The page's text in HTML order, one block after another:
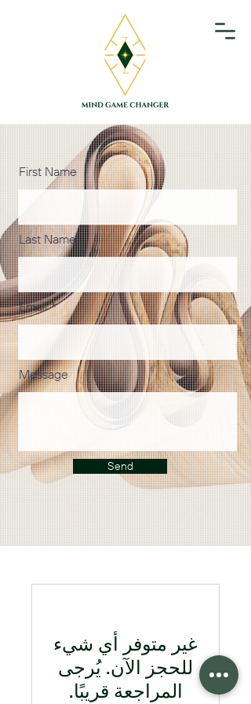
First Name
Last Name
Email
Message
Send
غير متوفر أي شيء
للحجز الآن. يُرجى
المراجعة قريبًا.